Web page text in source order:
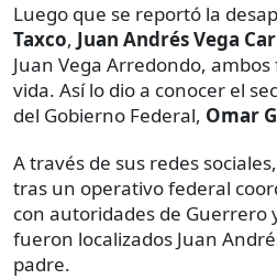
Luego que se reportó la
Taxco, Juan Andrés Vega
Juan Vega Arredondo, ambos
vida. Así lo dio a conocer el
del Gobierno Federal, Omar
A través de sus redes
tras un operativo federal
con autoridades de Guerrero
fueron localizados Juan
padre.